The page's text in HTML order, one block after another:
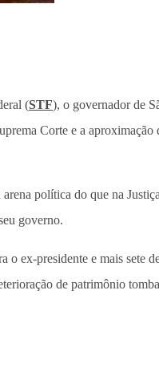
(STF), o governador de
Corte e a
política do que na
governo.
ex-presidente e mais sete
de patrimônio